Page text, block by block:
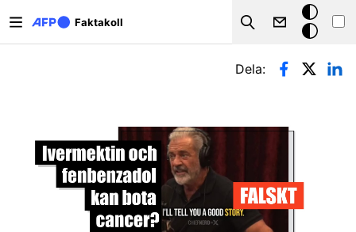
Faktakoll
Search
Mörkt
läge
Primära flikar
Dela: